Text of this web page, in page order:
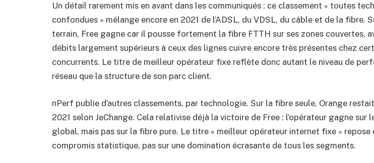
Un détail rarement mis en avant dans les communiqués : ce classement « toutes
confondues » mélange encore en 2021 de l’ADSL, du VDSL, du câble et de la fibre.
terrain, Free gagne car il pousse fortement la fibre FTTH sur ses zones couvertes,
débits largement supérieurs à ceux des lignes cuivre encore très présentes chez
concurrents. Le titre de meilleur opérateur fixe reflète donc autant le niveau de
réseau que la structure de son parc client.
nPerf publie d’autres classements, par technologie. Sur la fibre seule, Orange
2021 selon JeChange. Cela relativise déjà la victoire de Free : l’opérateur gagne sur
global, mais pas sur la fibre pure. Le titre « meilleur opérateur internet fixe » repose
compromis statistique, pas sur une domination écrasante de tous les segments.